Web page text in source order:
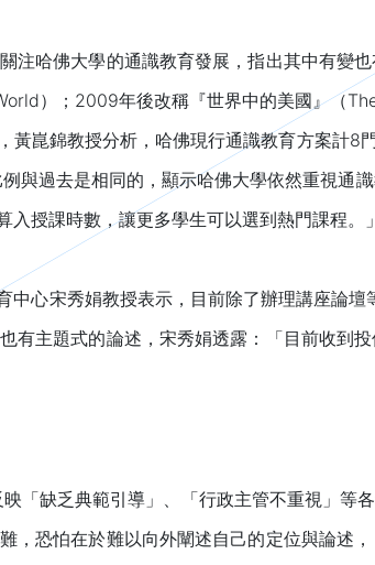
哈佛大學的通識教育發展，指出其中有變
）；2009年後改稱『世界中的美國』（
崑錦教授分析，哈佛現行通識教育方案計8
與過去是相同的，顯示哈佛大學依然重視通
授課時數，讓更多學生可以選到熱門課程。」
心宋秀娟教授表示，目前除了辦理講座論
主題式的論述，宋秀娟透露：「目前收到
「缺乏典範引導」、「行政主管不重視」等
恐怕在於難以向外闡述自己的定位與論述